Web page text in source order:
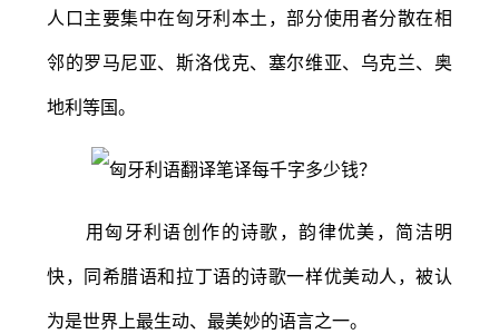
人口主要集中在匈牙利本土，部分使用者分散在相
邻的罗马尼亚、斯洛伐克、塞尔维亚、乌克兰、奥
地利等国。
用匈牙利语创作的诗歌，韵律优美，简洁明
快，同希腊语和拉丁语的诗歌一样优美动人，被认
为是世界上最生动、最美妙的语言之一。